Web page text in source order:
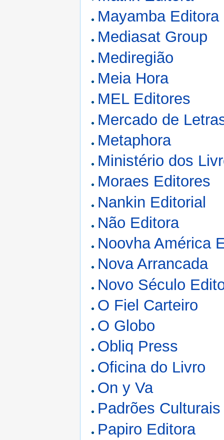
Mayamba Editora
Mediasat Group
Mediregião
Meia Hora
MEL Editores
Mercado de
Metaphora
Ministério dos
Moraes Editores
Nankin Editorial
Não Editora
Noovha América
Nova Arrancada
Novo Século
O Fiel Carteiro
O Globo
Obliq Press
Oficina do Livro
On y Va
Padrões
Papiro Editora